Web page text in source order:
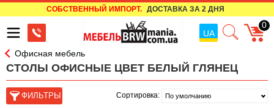
СОБСТВЕННЫЙ ИМПОРТ. ДОСТАВКА ЗА 2 ДНЯ
UA
0
Офисная мебель
СТОЛЫ ОФИСНЫЕ ЦВЕТ БЕЛЫЙ ГЛЯНЕЦ
Сортировка: